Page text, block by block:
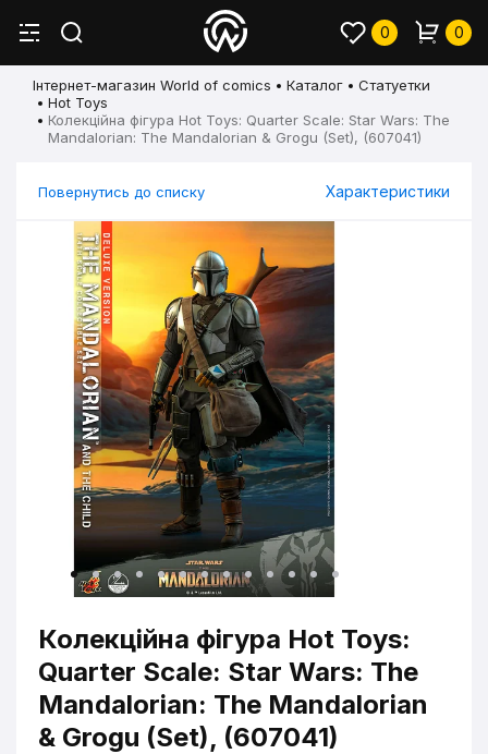
0 0
Інтернет-магазин World of comics Каталог
Статуетки
Hot Toys
Колекційна фігура Hot Toys: Quarter Scale: Star Wars: The
Mandalorian: The Mandalorian & Grogu (Set), (607041)
Повернутись до списку Характеристики
Колекційна фігура Hot Toys:
Quarter Scale: Star Wars: The
Mandalorian: The Mandalorian
& Grogu (Set), (607041)